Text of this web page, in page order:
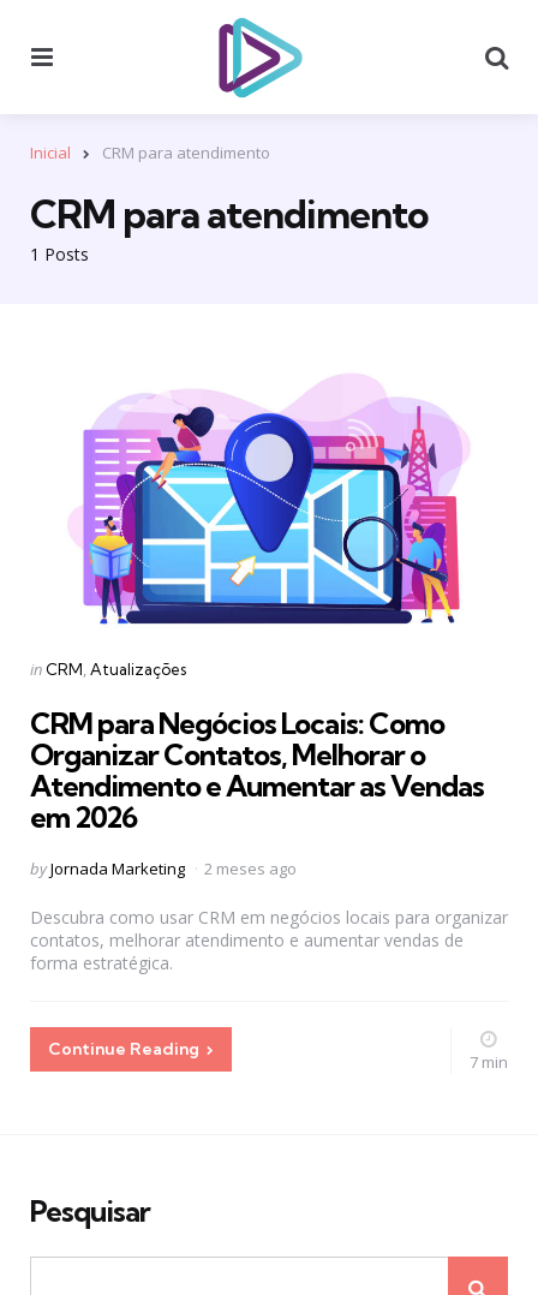
Inicial CRM para atendimento
1 Posts
CRM para atendimento
Categories
Posted
in CRM Atualizações
CRM para Negócios Locais: Como
Organizar Contatos, Melhorar o
Atendimento e Aumentar as Vendas
em 2026
Posted
byJornada Marketing 2 meses ago
Descubra como usar CRM em negócios locais para organizar
contatos, melhorar atendimento e aumentar vendas de
forma estratégica.
Continue Reading
7 min
Pesquisar